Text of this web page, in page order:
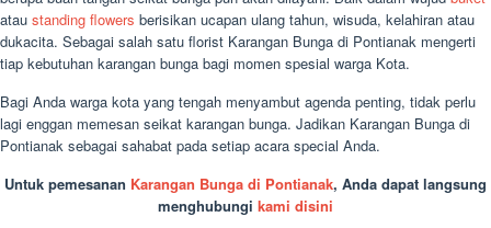
atau standing flowers berisikan ucapan ulang tahun, wisuda, kelahiran atau
dukacita. Sebagai salah satu florist Karangan Bunga di Pontianak mengerti
tiap kebutuhan karangan bunga bagi momen spesial warga Kota.
Bagi Anda warga kota yang tengah menyambut agenda penting, tidak perlu
lagi enggan memesan seikat karangan bunga. Jadikan Karangan Bunga di
Pontianak sebagai sahabat pada setiap acara special Anda.
Untuk pemesanan Karangan Bunga di Pontianak, Anda dapat langsung
menghubungi kami disini